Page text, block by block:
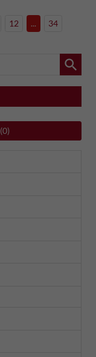
12 ... 34
0)